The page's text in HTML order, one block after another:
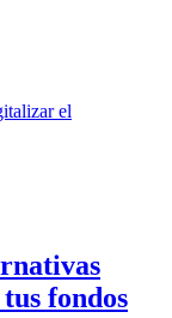
fondos